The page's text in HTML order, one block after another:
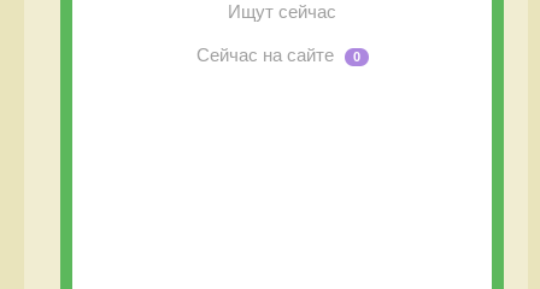
Ищут сейчас
Сейчас на сайте 0